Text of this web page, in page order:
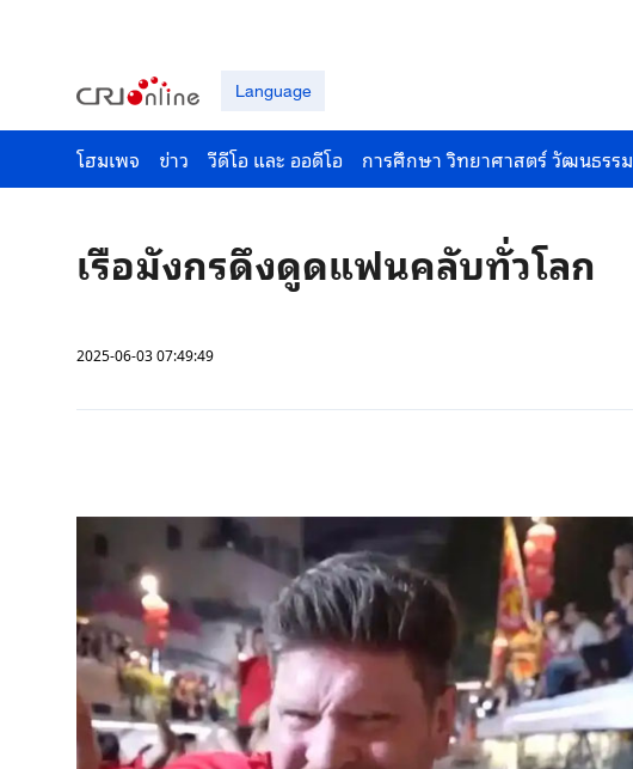
Language
โฮมเพจ ข่าว วีดีโอ และ ออดีโอ การศึกษา วิทยาศาสตร์ วัฒนธรรม
เรือมังกรดึงดูดแฟนคลับทั่วโลก
2025-06-03 07:49:49